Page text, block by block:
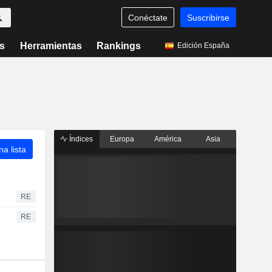
Conéctate Suscribirse
Herramientas Rankings Edición España
lista
RE
RE
Índices Europa América Asia